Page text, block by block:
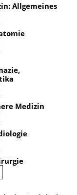
Allgemeines
Medizin